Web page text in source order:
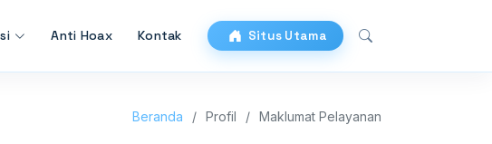
Anti Hoax Kontak Situs Utama
Beranda Profil Maklumat Pelayanan